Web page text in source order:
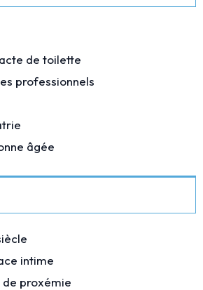
de toilette
professionnels
âgée
intime
de proxémie